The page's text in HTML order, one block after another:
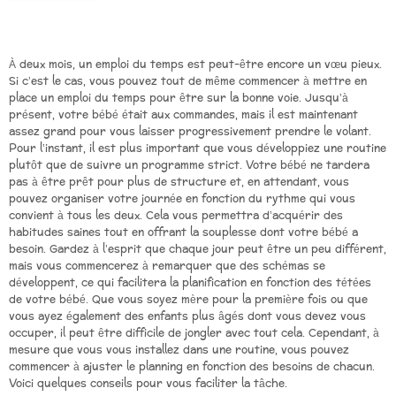
À deux mois, un emploi du temps est peut-être encore un vœu pieux.
Si c’est le cas, vous pouvez tout de même commencer à mettre en
place un emploi du temps pour être sur la bonne voie. Jusqu’à
présent, votre bébé était aux commandes, mais il est maintenant
assez grand pour vous laisser progressivement prendre le volant.
Pour l’instant, il est plus important que vous développiez une routine
plutôt que de suivre un programme strict. Votre bébé ne tardera
pas à être prêt pour plus de structure et, en attendant, vous
pouvez organiser votre journée en fonction du rythme qui vous
convient à tous les deux. Cela vous permettra d’acquérir des
habitudes saines tout en offrant la souplesse dont votre bébé a
besoin. Gardez à l’esprit que chaque jour peut être un peu différent,
mais vous commencerez à remarquer que des schémas se
développent, ce qui facilitera la planification en fonction des tétées
de votre bébé. Que vous soyez mère pour la première fois ou que
vous ayez également des enfants plus âgés dont vous devez vous
occuper, il peut être difficile de jongler avec tout cela. Cependant, à
mesure que vous vous installez dans une routine, vous pouvez
commencer à ajuster le planning en fonction des besoins de chacun.
Voici quelques conseils pour vous faciliter la tâche.